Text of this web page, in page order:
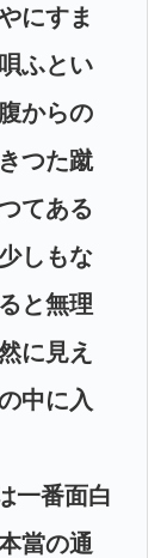
にすま
ふとい
からの
つた蹴
てある
しもな
と無理
に見え
中に入
一番面白
當の通